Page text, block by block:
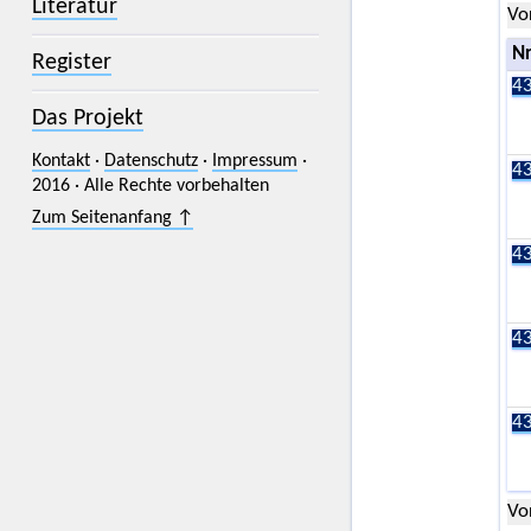
Literatur
Register
Das Projekt
Kontakt· Datenschutz· Impressum ·
2016 · Alle Rechte vorbehalten
Zum Seitenanfang ↑